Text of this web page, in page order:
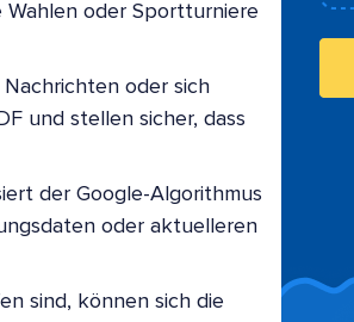
Wahlen oder Sportturniere
oder sich
und stellen sicher, dass
der Google-Algorithmus
oder aktuelleren
sind, können sich die